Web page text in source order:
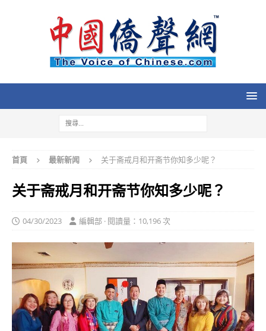
首頁 最新新闻 关于斋戒月和开斋节你知多少呢？
关于斋戒月和开斋节你知多少呢？
04/30/2023 編輯部 · 閱讀量：10,196 次